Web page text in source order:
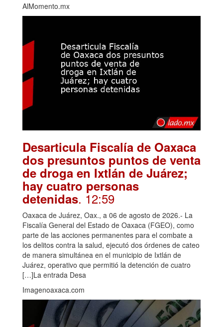
AlMomento.mx
Desarticula Fiscalía de Oaxaca
dos presuntos puntos de venta
de droga en Ixtlán de Juárez;
hay cuatro personas
detenidas. 12:59
Oaxaca de Juárez, Oax., a 06 de agosto de 2026.- La
Fiscalía General del Estado de Oaxaca (FGEO), como
parte de las acciones permanentes para el combate a
los delitos contra la salud, ejecutó dos órdenes de cateo
de manera simultánea en el municipio de Ixtlán de
Juárez, operativo que permitió la detención de cuatro
[…]La entrada Desa
Imagenoaxaca.com